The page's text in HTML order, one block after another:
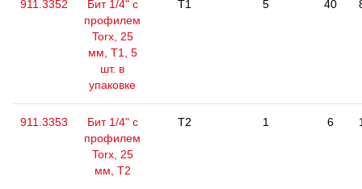
911.3352
Бит 1/4" с
профилем
Torx, 25
мм, Т1, 5
шт. в
упаковке
T1 5 40
911.3353
Бит 1/4" с
профилем
Torx, 25
мм, Т2
T2 1 6